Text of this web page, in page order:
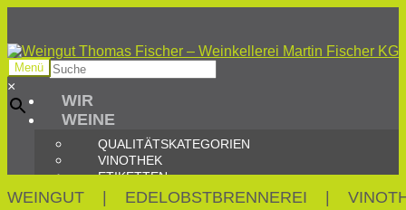
Zur
Navigation
springen
Zum
Inhalt
springen
Suche
×
Menü
WIR
WEINE
QUALITÄTSKATEGORIEN
VINOTHEK
ETIKETTEN
WEINGUT
WEINGUT EDELOBSTBRENNEREI